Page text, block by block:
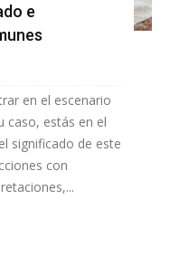
e
en el escenario
caso, estás en el
significado de este
con